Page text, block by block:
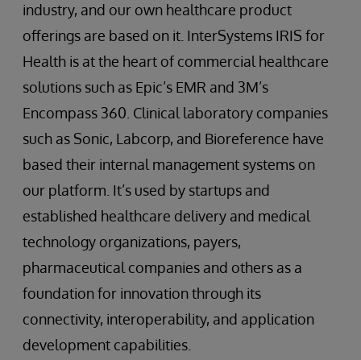
industry, and our own healthcare product
offerings are based on it. InterSystems IRIS for
Health is at the heart of commercial healthcare
solutions such as Epic’s EMR and 3M’s
Encompass 360. Clinical laboratory companies
such as Sonic, Labcorp, and Bioreference have
based their internal management systems on
our platform. It’s used by startups and
established healthcare delivery and medical
technology organizations, payers,
pharmaceutical companies and others as a
foundation for innovation through its
connectivity, interoperability, and application
development capabilities.